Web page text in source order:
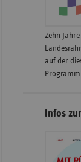
Zehn
auf der
Infos